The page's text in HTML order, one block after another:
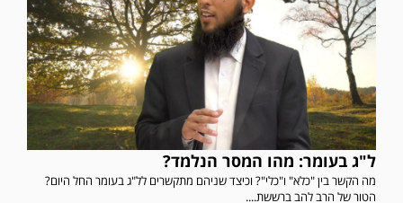
ל"ג בעומר: מהו המסר הנלמד?
מה הקשר בין "כלא" ו"כלי"? וכיצד שניהם מתקשרים לל"ג בעומר החל היום?
הטור של הרב להב ברששת....